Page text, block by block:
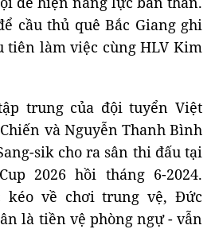
cầu thủ quê Bắc Giang ghi
tiên làm việc cùng HLV Kim
trung của đội tuyển Việt
và Nguyễn Thanh Bình
sik cho ra sân thi đấu tại
2026 hồi tháng 6-2024.
kéo về chơi trung vệ, Đức
là tiền vệ phòng ngự - vẫn